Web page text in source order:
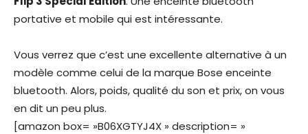
portative et mobile qui est intéressante.
Vous verrez que c’est une excellente alternative à un
modèle comme celui de la marque Bose enceinte
bluetooth. Alors, poids, qualité du son et prix, on vous
en dit un peu plus.
[amazon box= »B06XGTYJ4X » description= »